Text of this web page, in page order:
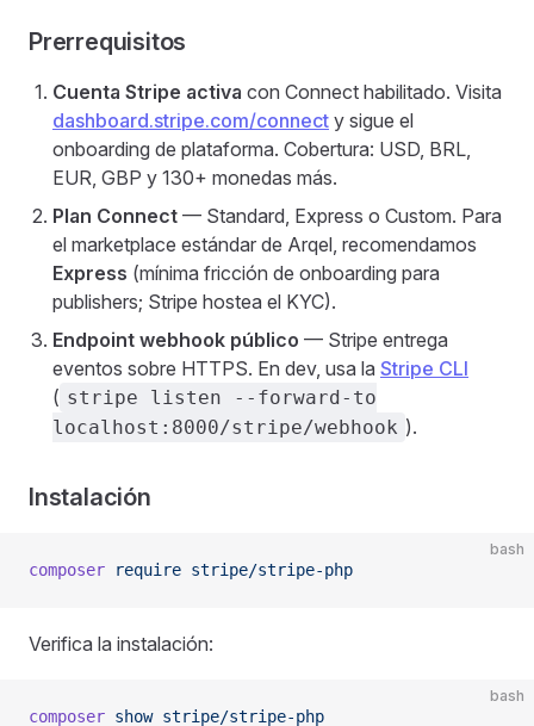
Prerrequisitos
Cuenta Stripe activa con Connect habilitado. Visita
dashboard.stripe.com/connect y sigue el
onboarding de plataforma. Cobertura: USD, BRL,
EUR, GBP y 130+ monedas más.
Plan Connect — Standard, Express o Custom. Para
el marketplace estándar de Arqel, recomendamos
Express (mínima fricción de onboarding para
publishers; Stripe hostea el KYC).
Endpoint webhook público — Stripe entrega
eventos sobre HTTPS. En dev, usa la Stripe CLI
( stripe listen --forward-to
localhost:8000/stripe/webhook ).
Instalación
bash
composer require stripe/stripe-php
Verifica la instalación:
bash
composer show stripe/stripe-php